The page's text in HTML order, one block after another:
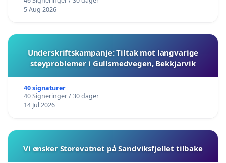
5 Aug 2026
Underskriftskampanje: Tiltak mot langvarige
støyproblemer i Gullsmedvegen, Bekkjarvik
40 signaturer
40 Signeringer / 30 dager
14 Jul 2026
Vi ønsker Storevatnet på Sandviksfjellet tilbake